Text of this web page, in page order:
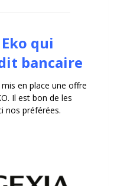
qui
bancaire
en place une offre
Il est bon de les
nos préférées.